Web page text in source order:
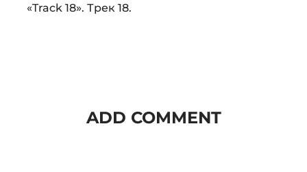
Audio
«Track 18». Трек 18.
ADD COMMENT